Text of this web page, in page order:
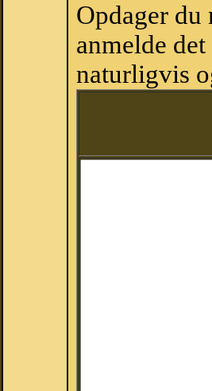
Opdager du
anmelde
naturligvis